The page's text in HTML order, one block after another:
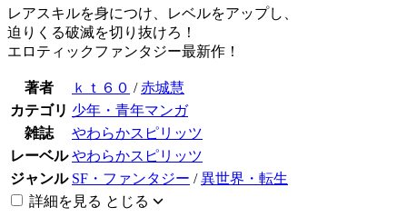
レアスキルを身につけ、レベルをアップし、
迫りくる破滅を切り抜けろ！
エロティックファンタジー最新作！
著者 ｋｔ６０ /赤城慧
カテゴリ 少年・青年マンガ
雑誌
やわらかスピリッツ
レーベル やわらかスピリッツ
ジャンル SF・ファンタジー /異世界・転生
詳細を見る とじる